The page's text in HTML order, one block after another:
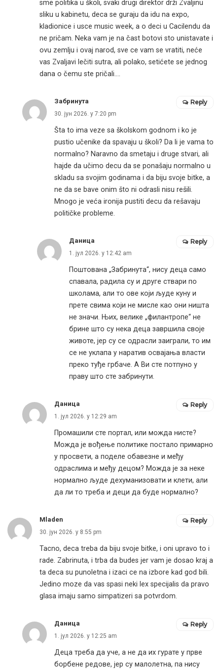
sme politika u školi, svaki drugi direktor drži Zvaljinu
sliku u kabinetu, deca se guraju da idu na expo,
kladionice i usce music week, a o deci u Cacilendu da
ne pričam. Neka vam je na čast botovi sto unistavate i
ovu zemlju i ovaj narod, sve ce vam se vratiti, neće
vas Zvaljavi lečiti sutra, ali polako, setićete se jednog
dana o čemu ste pričali….
Забринута
30. јун 2026. у 7:20 pm
Šta to ima veze sa školskom godnom i ko je
pustio učenike da spavaju u školi? Da li je vama to
normalno? Naravno da smetaju i druge stvari, ali
hajde da učimo decu da se ponašaju normalno u
skladu sa svojim godinama i da biju svoje bitke, a
ne da se bave onim što ni odrasli nisu rešili.
Mnogo je veća ironija pustiti decu da rešavaju
političke probleme.
Reply
Даница
1. јул 2026. у 12:42 am
Поштована „Забринута“, нису деца само
спавала, радила су и друге ствари по
школама, али то ове који људе куну и
прете свима који не мисле као они ништа
не значи. Њих, велике „филантропе“ не
брине што су нека деца завршила своје
животе, јер су се одрасли заиграли, то им
се не уклапа у наратив освајања власти
преко туђе грбаче. А Ви сте потпуно у
праву што сте забринути.
Reply
Даница
1. јул 2026. у 12:29 am
Промашили сте портал, или можда нисте?
Можда је вођење политике постало примарно
у просвети, а поделе обавезне и међу
одраслима и међу децом? Можда је за неке
нормално људе дехуманизовати и клети, али
да ли то треба и деци да буде нормално?
Reply
Mladen
30. јун 2026. у 8:55 pm
Tacno, deca treba da biju svoje bitke, i oni upravo to i
rade. Zabrinuta, i trba da budes jer vam je dosao kraj a
ta deca su punoletna i izaci ce na izbore kad god bili.
Jedino moze da vas spasi neki lex specijalis da pravo
glasa imaju samo simpatizeri sa potvrdom.
Reply
Даница
1. јул 2026. у 12:25 am
Деца треба да уче, а не да их гурате у прве
борбене редове, јер су малолетна, па нису
Reply